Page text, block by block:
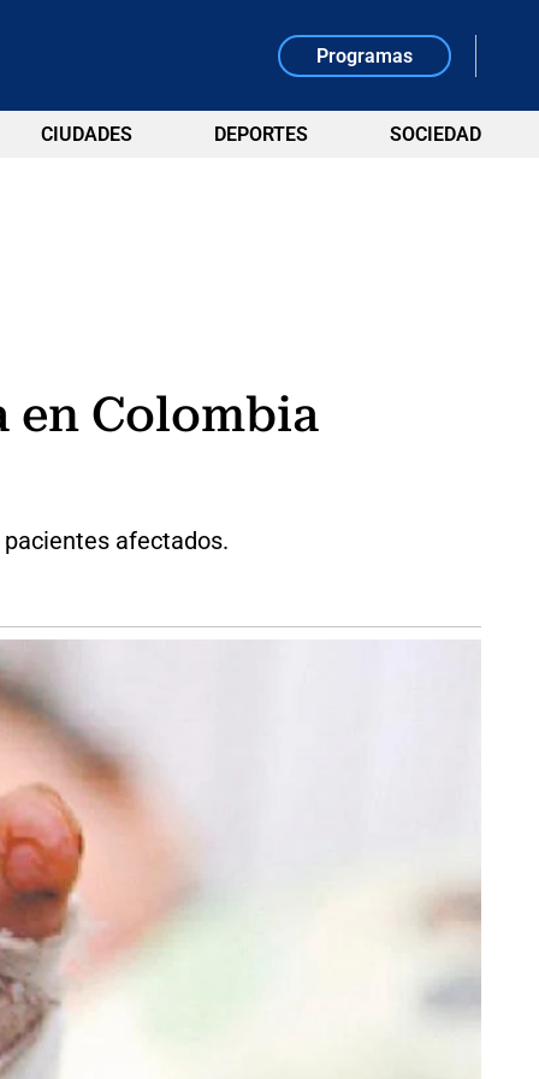
Programas
CIUDADES DEPORTES SOCIEDAD
en Colombia
afectados.